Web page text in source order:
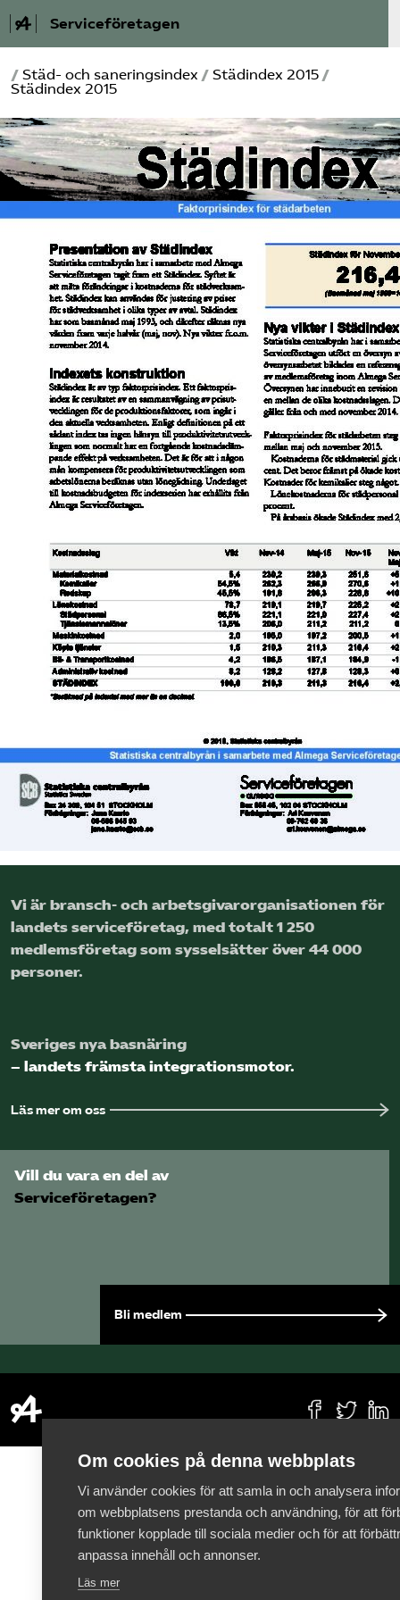
Serviceföretagen
Om Service­företagen
Branscher
Medlemskap
Våra frågor
SRY
Bli medlem
Logga in på Arbetsgivarguiden
Sök på serviceforetagen.se
Press
In English
Om webbplatsen
Beställ trycksaker
/ Städ- och saneringsindex / Städindex 2015 /
Städindex 2015
Vi är bransch- och arbetsgivar­organisationen för
landets service­företag, med totalt 1 250
medlems­företag som sysselsätter över 44 000
personer.
Sveriges nya basnäring
– landets främsta integrationsmotor.
Läs mer om oss
Vill du vara en del av
Serviceföretagen?
Bli medlem
Om cookies på denna webbplats
Vi använder cookies för att samla in och analysera
om webbplatsens prestanda och användning, för att
funktioner kopplade till sociala medier och för att
anpassa innehåll och annonser.
Läs mer